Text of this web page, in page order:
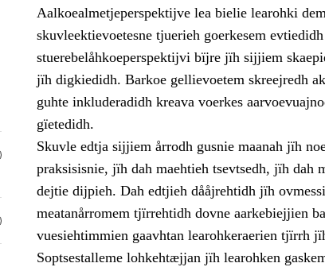
Aalkoealmetjeperspektijve lea bielie learohki
skuvleektievoetesne tjuerieh goerkesem
stuerebelåhkoeperspektijvi bïjre jïh sijjiem
jïh digkiedidh. Barkoe gellievoetem skreejredh
guhte inkluderadidh kreava voerkes
gïetedidh.
Skuvle edtja sijjiem årrodh gusnie maanah jïh
praksisisnie, jïh dah maehtieh tsevtsedh, jïh dah
dejtie dijpieh. Dah edtjieh dååjrehtidh jïh
meatanårromem tjïrrehtidh dovne aarkebiejjien
vuesiehtimmien gaavhtan learohkeraerien tjïrrh
Soptsestalleme lohkehtæjjan jïh learohken